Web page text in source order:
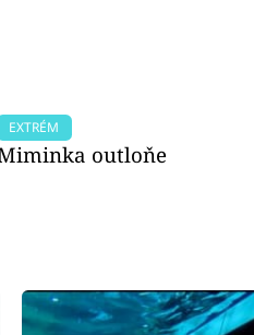
EXTRÉM
outloňe